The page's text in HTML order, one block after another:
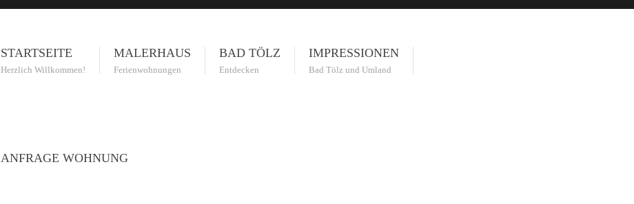
STARTSEITE
Herzlich Willkommen!
MALERHAUS
Ferienwohnungen
BAD TÖLZ
Entdecken
IMPRESSIONEN
Bad Tölz und Umland
ANFRAGE WOHNUNG